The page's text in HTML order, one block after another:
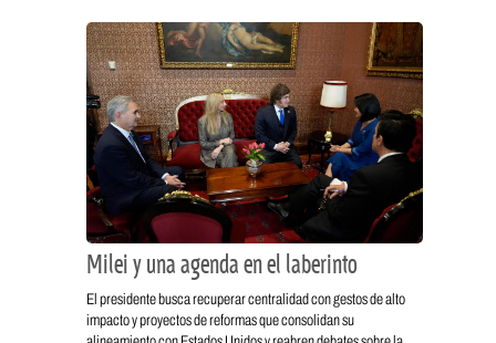
Milei y una agenda en el laberinto
El presidente busca recuperar centralidad con gestos de alto
impacto y proyectos de reformas que consolidan su